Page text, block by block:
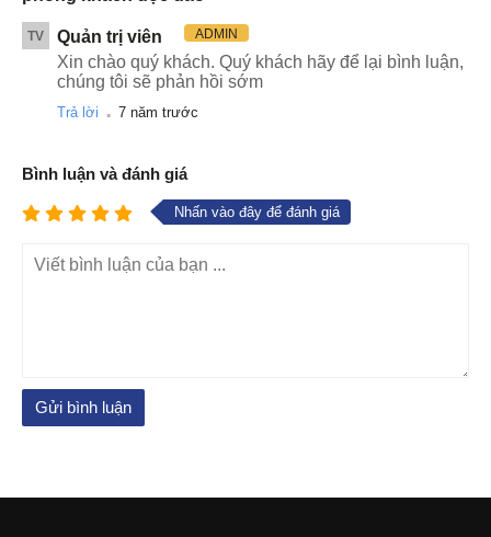
TV Quản trị viên ADMIN
Xin chào quý khách. Quý khách hãy để lại bình luận,
chúng tôi sẽ phản hồi sớm
Trả lời . 7 năm trước
Bình luận và đánh giá
Nhấn vào đây để đánh giá